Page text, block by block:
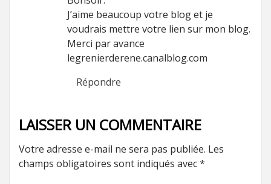
J’aime beaucoup votre blog et je
voudrais mettre votre lien sur mon blog.
Merci par avance
legrenierderene.canalblog.com
Répondre
LAISSER UN COMMENTAIRE
Votre adresse e-mail ne sera pas publiée. Les
champs obligatoires sont indiqués avec*